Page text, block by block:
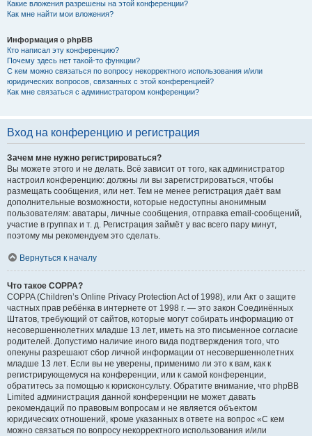
Какие вложения разрешены на этой конференции?
Как мне найти мои вложения?
Информация о phpBB
Кто написал эту конференцию?
Почему здесь нет такой-то функции?
С кем можно связаться по вопросу некорректного использования и/или
юридических вопросов, связанных с этой конференцией?
Как мне связаться с администратором конференции?
Вход на конференцию и регистрация
Зачем мне нужно регистрироваться?
Вы можете этого и не делать. Всё зависит от того, как администратор
настроил конференцию: должны ли вы зарегистрироваться, чтобы
размещать сообщения, или нет. Тем не менее регистрация даёт вам
дополнительные возможности, которые недоступны анонимным
пользователям: аватары, личные сообщения, отправка email-сообщений,
участие в группах и т. д. Регистрация займёт у вас всего пару минут,
поэтому мы рекомендуем это сделать.
Вернуться к началу
Что такое COPPA?
COPPA (Children’s Online Privacy Protection Act of 1998), или Акт о защите
частных прав ребёнка в интернете от 1998 г. — это закон Соединённых
Штатов, требующий от сайтов, которые могут собирать информацию от
несовершеннолетних младше 13 лет, иметь на это письменное согласие
родителей. Допустимо наличие иного вида подтверждения того, что
опекуны разрешают сбор личной информации от несовершеннолетних
младше 13 лет. Если вы не уверены, применимо ли это к вам, как к
регистрирующемуся на конференции, или к самой конференции,
обратитесь за помощью к юрисконсульту. Обратите внимание, что phpBB
Limited администрация данной конференции не может давать
рекомендаций по правовым вопросам и не является объектом
юридических отношений, кроме указанных в ответе на вопрос «С кем
можно связаться по вопросу некорректного использования и/или